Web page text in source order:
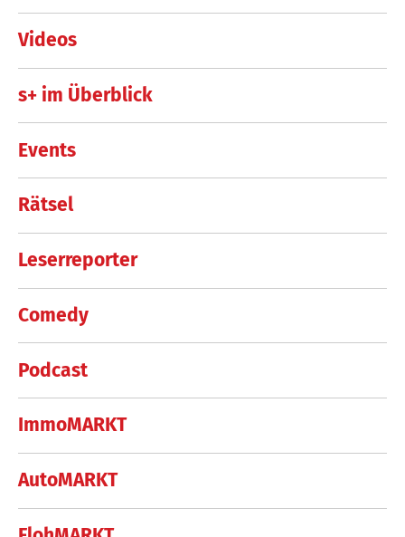
Videos
s+ im Überblick
Events
Rätsel
Leserreporter
Comedy
Podcast
ImmoMARKT
AutoMARKT